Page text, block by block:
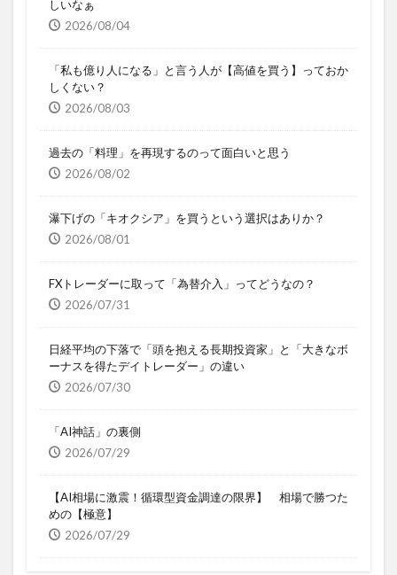
しいなぁ
2026/08/04
「私も億り人になる」と言う人が【高値を買う】っておか
しくない？
2026/08/03
過去の「料理」を再現するのって面白いと思う
2026/08/02
瀑下げの「キオクシア」を買うという選択はありか？
2026/08/01
FXトレーダーに取って「為替介入」ってどうなの？
2026/07/31
日経平均の下落で「頭を抱える長期投資家」と「大きなボ
ーナスを得たデイトレーダー」の違い
2026/07/30
「AI神話」の裏側
2026/07/29
【AI相場に激震！循環型資金調達の限界】 相場で勝つた
めの【極意】
2026/07/29